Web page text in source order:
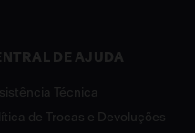
DE AJUDA
Técnica
de Trocas e Devoluções